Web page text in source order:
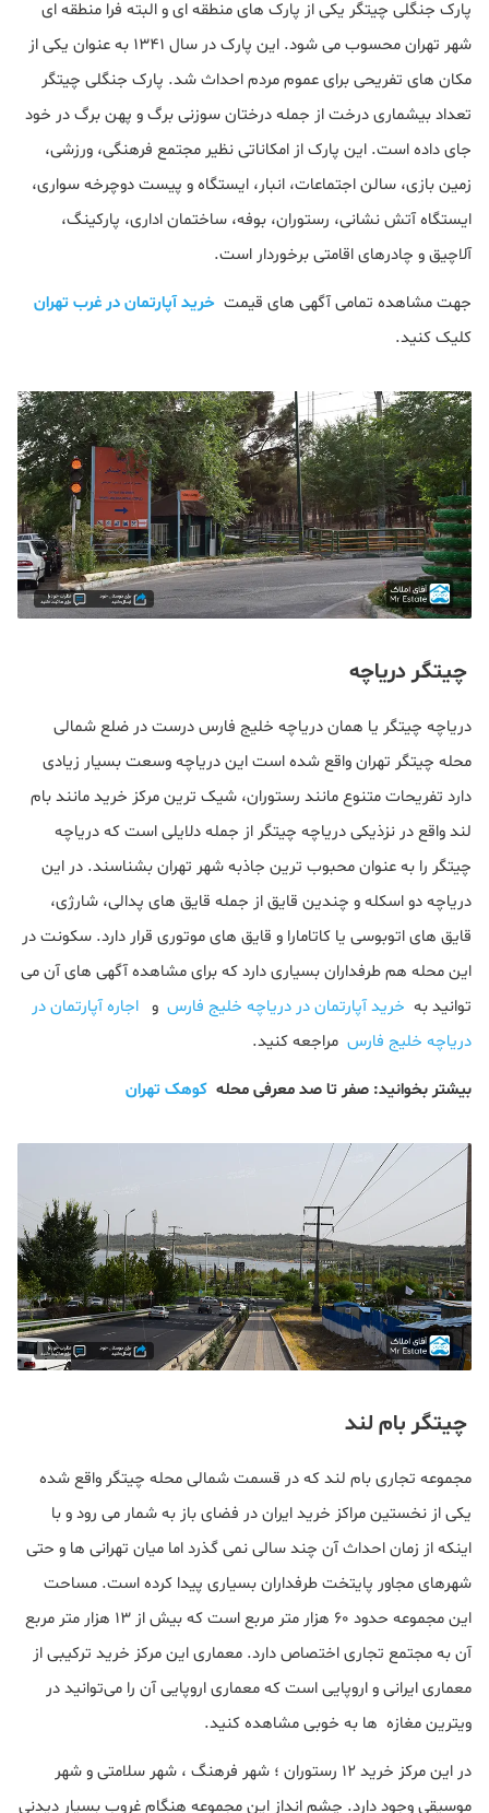
پارک جنگلی چیتگر یکی از پارک های منطقه ای و البته فرا منطقه ای
شهر تهران محسوب می شود. این پارک در سال ۱۳۴۱ به عنوان یکی از
مکان های تفریحی برای عموم مردم احداث شد. پارک جنگلی چیتگر
تعداد بیشماری درخت از جمله درختان سوزنی برگ و پهن برگ در خود
جای داده است. این پارک از امکاناتی نظیر مجتمع فرهنگی، ورزشی،
زمین بازی، سالن اجتماعات، انبار، ایستگاه و پیست دوچرخه سواری،
ایستگاه آتش نشانی، رستوران، بوفه، ساختمان اداری، پارکینگ،
آلاچیق و چادرهای اقامتی برخوردار است.
جهت مشاهده تمامی آگهی های قیمت خرید آپارتمان در غرب تهران
کلیک کنید.
چیتگر دریاچه
دریاچه چیتگر یا همان دریاچه خلیج فارس درست در ضلع شمالی
محله چیتگر تهران واقع شده است این دریاچه وسعت بسیار زیادی
دارد تفریحات متنوع مانند رستوران، شیک ترین مرکز خرید مانند بام
لند واقع در نزذیکی دریاچه چیتگر از جمله دلایلی است که دریاچه
چیتگر را به عنوان محبوب ترین جاذبه شهر تهران بشناسند. در این
دریاچه دو اسکله و چندین قایق از جمله قایق های پدالی، شارژی،
قایق های اتوبوسی یا کاتامارا و قایق های موتوری قرار دارد. سکونت در
این محله هم طرفداران بسیاری دارد که برای مشاهده آگهی های آن می
توانید به خرید آپارتمان در دریاچه خلیج فارس و اجاره آپارتمان در
دریاچه خلیج فارس مراجعه کنید.
بیشتر بخوانید: صفر تا صد معرفی محله کوهک تهران
چیتگر بام لند
مجموعه تجاری بام لند که در قسمت شمالی محله چیتگر واقع شده
یکی از نخستین مراکز خرید ایران در فضای باز به شمار می رود و با
اینکه از زمان احداث آن چند سالی نمی گذرد اما میان تهرانی ها و حتی
شهرهای مجاور پایتخت طرفداران بسیاری پیدا کرده است. مساحت
این مجموعه حدود ۶۰ هزار متر مربع است که بیش از ۱۳ هزار متر مربع
آن به مجتمع تجاری اختصاص دارد. معماری این مرکز خرید ترکیبی از
معماری ایرانی و اروپایی است که معماری اروپایی آن را می‌توانید در
ویترین‌ مغازه‌ ها به خوبی مشاهده کنید.
در این مرکز خرید ۱۲ رستوران ؛ شهر فرهنگ ، شهر سلامتی و شهر
موسیقی وجود دارد. چشم انداز این مجموعه هنگام غروب بسیار دیدنی